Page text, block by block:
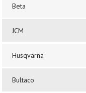
Beta
JCM
Husqvarna
Bultaco